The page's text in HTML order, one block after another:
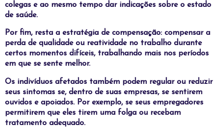
colegas e ao mesmo tempo dar indicações sobre o estado
de saúde.
Por fim, resta a estratégia de compensação: compensar a
perda de qualidade ou reatividade no trabalho durante
certos momentos difíceis, trabalhando mais nos períodos
em que se sente melhor.
Os indivíduos afetados também podem regular ou reduzir
seus sintomas se, dentro de suas empresas, se sentirem
ouvidos e apoiados. Por exemplo, se seus empregadores
permitirem que eles tirem uma folga ou recebam
tratamento adequado.